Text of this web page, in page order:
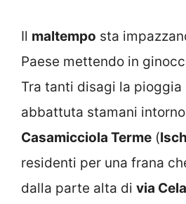
Il maltempo sta
Paese mettendo in
Tra tanti disagi la pioggia
abbattuta stamani
Casamicciola Terme (
residenti per una frana
dalla parte alta di via